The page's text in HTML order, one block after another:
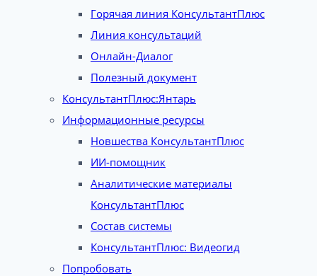
Горячая линия КонсультантПлюс
Линия консультаций
Онлайн-Диалог
Полезный документ
КонсультантПлюс:Янтарь
Информационные ресурсы
Новшества КонсультантПлюс
ИИ-помощник
Аналитические материалы
КонсультантПлюс
Состав системы
КонсультантПлюс: Видеогид
Попробовать